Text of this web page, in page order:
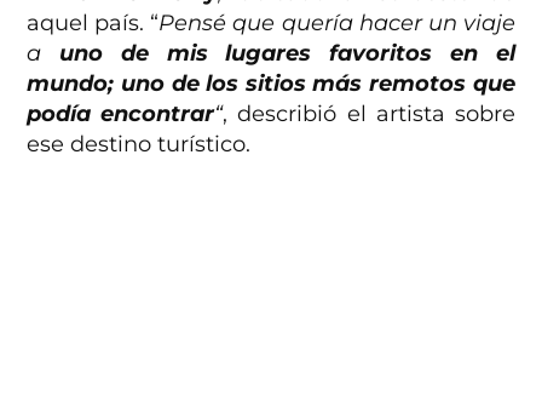
aquel país. “Pensé que quería hacer un viaje
a uno de mis lugares favoritos en el
mundo; uno de los sitios más remotos que
podía encontrar“, describió el artista sobre
ese destino turístico.